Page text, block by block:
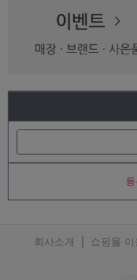
회사소개 쇼핑몰 이